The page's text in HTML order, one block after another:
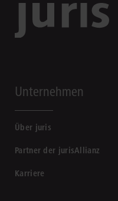
Unternehmen
Über juris
Partner der jurisAllianz
Karriere